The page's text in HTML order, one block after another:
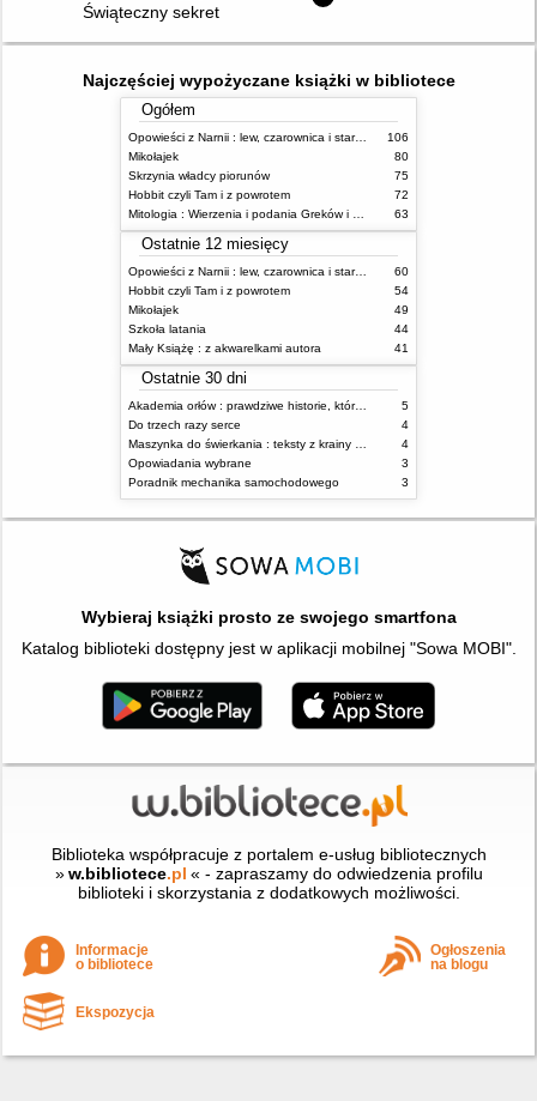
Świąteczny sekret
Najczęściej wypożyczane książki w bibliotece
Ogółem
Opowieści z Narnii : lew, czarownica i stara szafa
106
Mikołajek
80
Skrzynia władcy piorunów
75
Hobbit czyli Tam i z powrotem
72
63
Ostatnie 12 miesięcy
Opowieści z Narnii : lew, czarownica i stara szafa
60
Hobbit czyli Tam i z powrotem
54
Mikołajek
49
Szkoła latania
44
Mały Książę : z akwarelkami autora
41
Ostatnie 30 dni
Akademia orłów : prawdziwe historie, które Cię uskrzydlą
5
Do trzech razy serce
4
4
Opowiadania wybrane
3
Poradnik mechanika samochodowego
3
Wybieraj książki prosto ze swojego smartfona
Katalog biblioteki dostępny jest w aplikacji mobilnej "Sowa MOBI".
Biblioteka współpracuje z portalem e-usług bibliotecznych
» w.bibliotece.pl « - zapraszamy do odwiedzenia profilu
biblioteki i skorzystania z dodatkowych możliwości.
Informacje
o bibliotece
Ogłoszenia
na blogu
Ekspozycja